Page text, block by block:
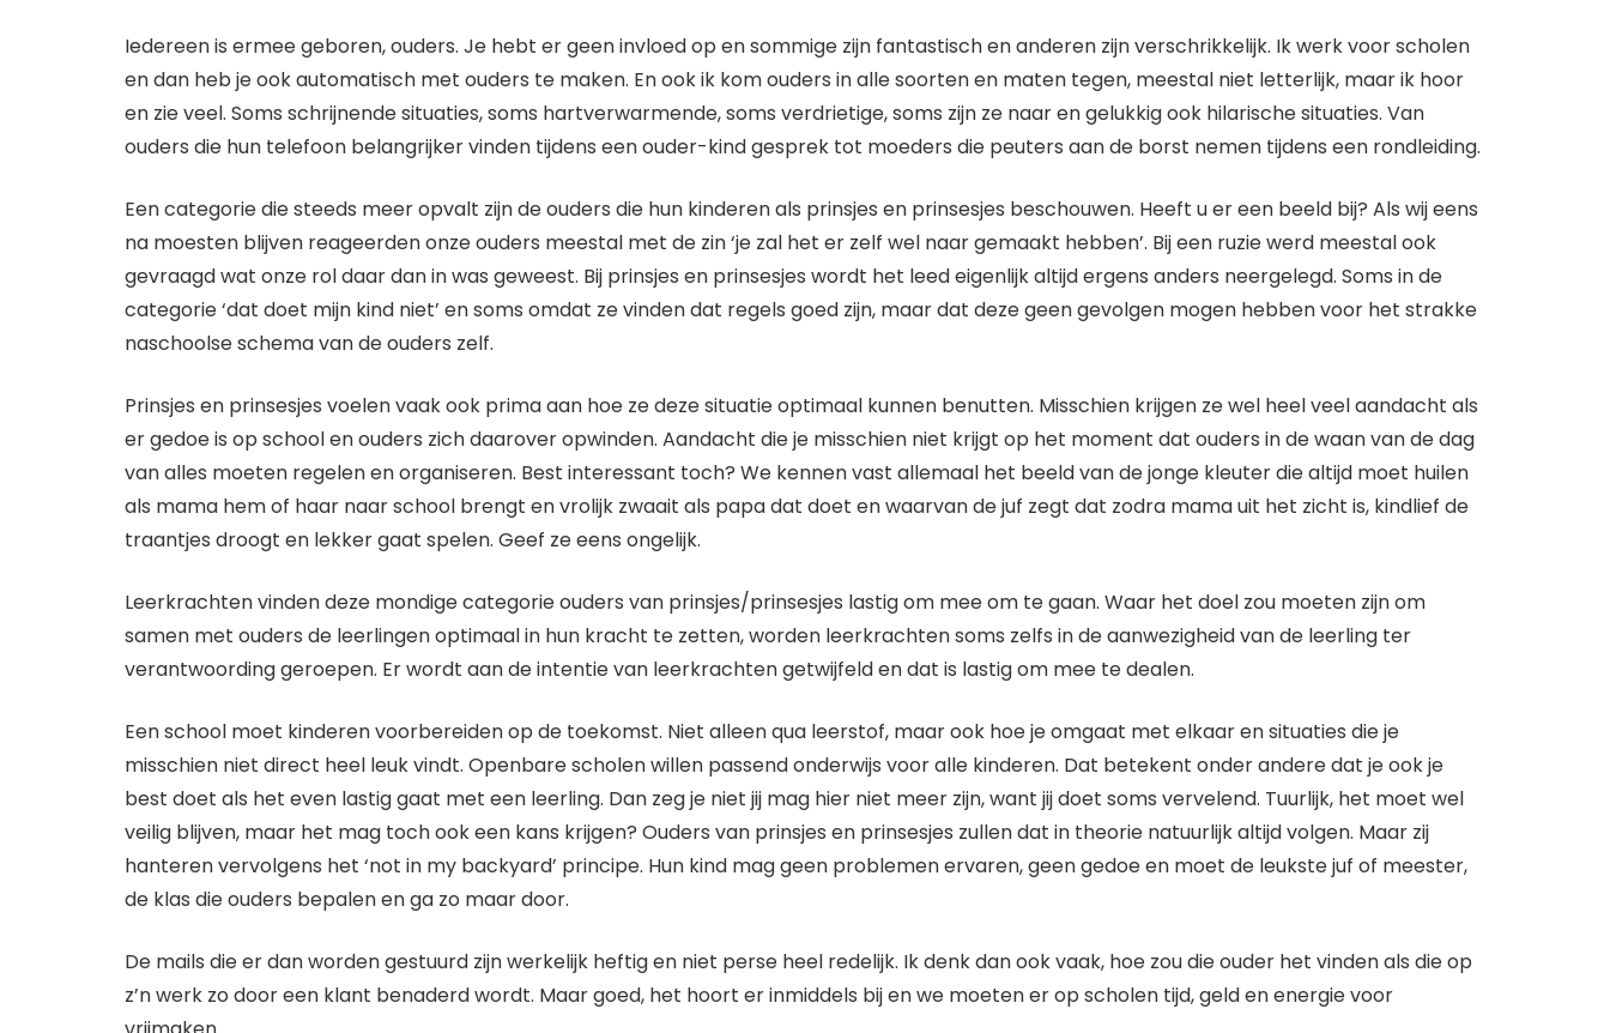
Iedereen is ermee geboren, ouders. Je hebt er geen invloed op en sommige zijn fantastisch en anderen zijn verschrikkelijk. Ik werk voor scholen
en dan heb je ook automatisch met ouders te maken. En ook ik kom ouders in alle soorten en maten tegen, meestal niet letterlijk, maar ik hoor
en zie veel. Soms schrijnende situaties, soms hartverwarmende, soms verdrietige, soms zijn ze naar en gelukkig ook hilarische situaties. Van
ouders die hun telefoon belangrijker vinden tijdens een ouder-kind gesprek tot moeders die peuters aan de borst nemen tijdens een rondleiding.
Een categorie die steeds meer opvalt zijn de ouders die hun kinderen als prinsjes en prinsesjes beschouwen. Heeft u er een beeld bij? Als wij eens
na moesten blijven reageerden onze ouders meestal met de zin ‘je zal het er zelf wel naar gemaakt hebben’. Bij een ruzie werd meestal ook
gevraagd wat onze rol daar dan in was geweest. Bij prinsjes en prinsesjes wordt het leed eigenlijk altijd ergens anders neergelegd. Soms in de
categorie ‘dat doet mijn kind niet’ en soms omdat ze vinden dat regels goed zijn, maar dat deze geen gevolgen mogen hebben voor het strakke
naschoolse schema van de ouders zelf.
Prinsjes en prinsesjes voelen vaak ook prima aan hoe ze deze situatie optimaal kunnen benutten. Misschien krijgen ze wel heel veel aandacht als
er gedoe is op school en ouders zich daarover opwinden. Aandacht die je misschien niet krijgt op het moment dat ouders in de waan van de dag
van alles moeten regelen en organiseren. Best interessant toch? We kennen vast allemaal het beeld van de jonge kleuter die altijd moet huilen
als mama hem of haar naar school brengt en vrolijk zwaait als papa dat doet en waarvan de juf zegt dat zodra mama uit het zicht is, kindlief de
traantjes droogt en lekker gaat spelen. Geef ze eens ongelijk.
Leerkrachten vinden deze mondige categorie ouders van prinsjes/prinsesjes lastig om mee om te gaan. Waar het doel zou moeten zijn om
samen met ouders de leerlingen optimaal in hun kracht te zetten, worden leerkrachten soms zelfs in de aanwezigheid van de leerling ter
verantwoording geroepen. Er wordt aan de intentie van leerkrachten getwijfeld en dat is lastig om mee te dealen.
Een school moet kinderen voorbereiden op de toekomst. Niet alleen qua leerstof, maar ook hoe je omgaat met elkaar en situaties die je
misschien niet direct heel leuk vindt. Openbare scholen willen passend onderwijs voor alle kinderen. Dat betekent onder andere dat je ook je
best doet als het even lastig gaat met een leerling. Dan zeg je niet jij mag hier niet meer zijn, want jij doet soms vervelend. Tuurlijk, het moet wel
veilig blijven, maar het mag toch ook een kans krijgen? Ouders van prinsjes en prinsesjes zullen dat in theorie natuurlijk altijd volgen. Maar zij
hanteren vervolgens het ‘not in my backyard’ principe. Hun kind mag geen problemen ervaren, geen gedoe en moet de leukste juf of meester,
de klas die ouders bepalen en ga zo maar door.
De mails die er dan worden gestuurd zijn werkelijk heftig en niet perse heel redelijk. Ik denk dan ook vaak, hoe zou die ouder het vinden als die op
z’n werk zo door een klant benaderd wordt. Maar goed, het hoort er inmiddels bij en we moeten er op scholen tijd, geld en energie voor